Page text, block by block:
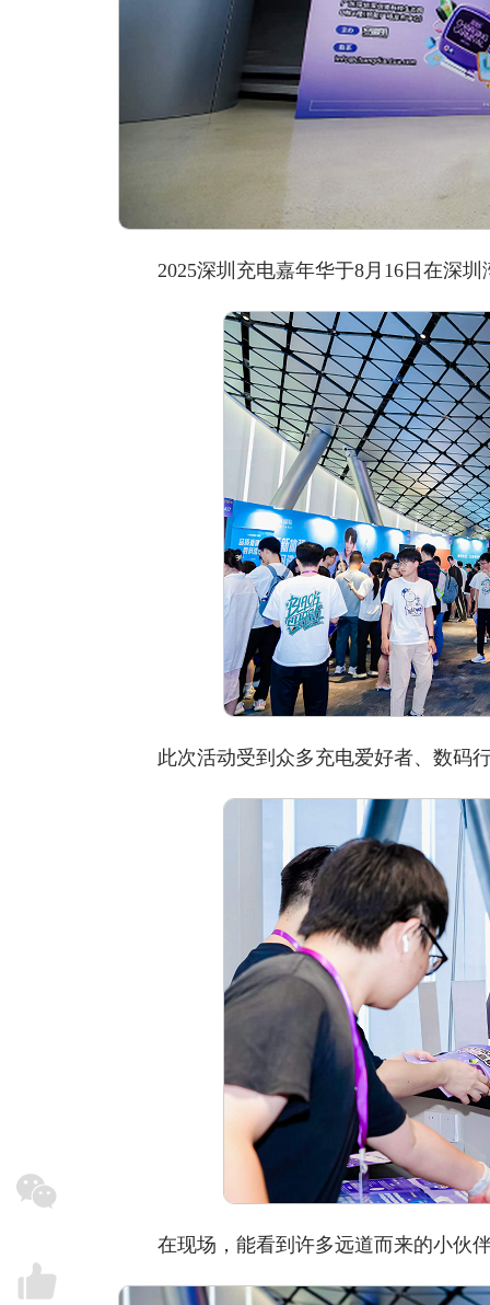
2025深圳充电嘉年华于8月16日在深圳
此次活动受到众多充电爱好者、数码
在现场，能看到许多远道而来的小伙